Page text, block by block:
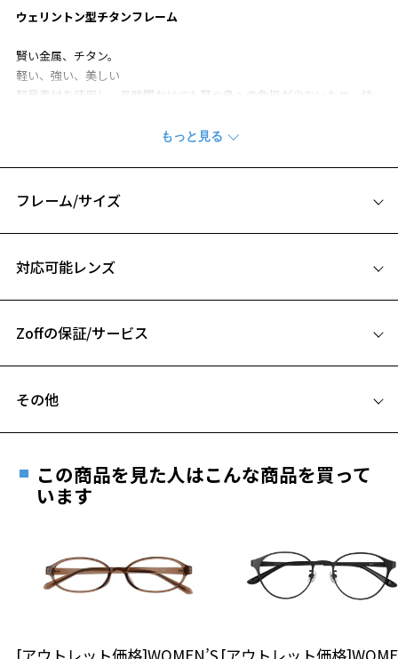
お気に入りに追加済です。
ウェリントン型チタンフレーム
賢い金属、チタン。
軽い、強い、美しい
軽量素材を使用し、長時間かけても耳や鼻への負担が少ないため、快
汗や湿気に強く、耐食性に優れ、 強度が高く丈夫なためタイムレスに
トレンド感のある玉型はファッションとの相性も抜群。
男女兼用でご使用いただけます。
軽くて丈夫なチタンの特性を活かし、ハーフリムでさらなる軽量感を
実現。
チタンページをみる
フレーム/サイズ
B ブリッジ(鼻部分)の横幅：17mm
対応可能レンズ
フレームとレンズの合計料金を知りたい方へ
Zoffの保証/サービス
安心1 フレーム１年間品質保証
きます。
※保証期間内に交換が行われた場合、保証期間は初期の期間から
安心2 視力測定無料
その他
ご希望のお客さまは、「レンズ交換券」をお選びのうえ、
最寄りのZoff実店舗にてレンズをお買い求めください。
※サングラスやパッケージ品では「レンズ交換券」はお選び
談ください。
この商品を見た人はこんな商品を買って
います